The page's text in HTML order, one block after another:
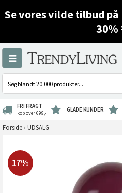
Se vores vilde tilbud
30%
FRI FRAGT
køb over 699,- GLADE KUNDER
Forside › UDSALG
17%